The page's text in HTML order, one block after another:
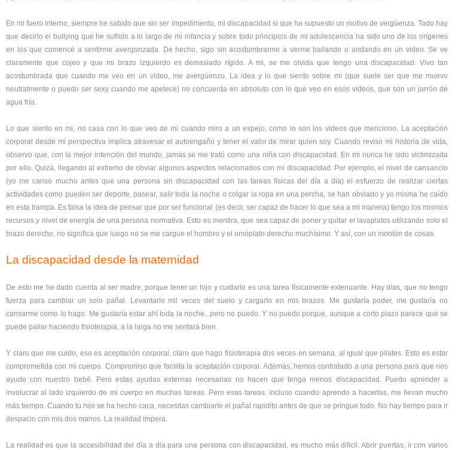
En mi fuero interno, siempre he sabido que sin ser impedimento, mi discapacidad si que ha supuesto un motivo de vergüenza. Todo hay
que decirlo el bullying que he sufrido a lo largo de mi infancia y sobre todo principios de mi adolescencia ha sido uno de los orígenes
en los que comencé a sentirme avergonzada. De hecho, sigo sin acostumbrarme a verme bailando o andando en un video. Se ve
claramente que cojeo y que mi brazo izquierdo es demasiado rígido. A mi, se me olvida que tengo una discapacidad. Vivo tan
acostumbrada que cuando me veo en un video, me avergüenzo. La idea y lo que siento sobre mi (que suele ser que me muevo
neutralmente o puedo ser sexy cuando me apetece) no concuerda en absoluto con lo que veo en esos videos, que son un jarrón de
agua fría.
Lo que siento en mi, no casa con lo que veo de mi cuando miro a un espejo, como lo son los videos que menciono. La aceptación
corporal desde mi perspectiva implica atravesar el autoengaño y tener el valor de mirar quien soy. Cuando reviso mi historia de vida,
observo que, con la mejor intención del mundo, jamás se me trató como una niña con discapacidad. En mi nunca he sido victimizada
por ello. Quizá, llegando al extremo de obviar algunos aspectos relacionados con mi discapacidad. Por ejemplo, el nivel de cansancio
(yo me canso mucho antes que una persona sin discapacidad con las tareas físicas del día a día) el esfuerzo de realizar ciertas
actividades como pueden ser deporte, pasear, salir toda la noche o colgar la ropa en una percha, se han obviado y yo misma he caído
en esta trampa. Es falsa la idea de pensar que por ser funcional (es decir, ser capaz de hacer lo que sea a mi manera) tengo los mismos
recursos y nivel de energía de una persona normativa. Esto es mentira, que sea capaz de poner y quitar el lavaplatos utilizando solo el
brazo derecho, no significa que luego no se me cargue el hombro y el omóplato derecho muchísimo. Y así, con un montón de cosas.
La discapacidad desde la maternidad
De esto me he dado cuenta al ser madre, porque tener un hijo y cuidarlo es una tarea físicamente extenuante. Hay días, que no tengo
fuerza para cambiar un solo pañal. Levantarlo mil veces del suelo y cargarlo en mis brazos. Me gustaría poder, me gustaría no
cansarme como lo hago. Me gustaría estar ahí toda la noche...pero no puedo. Y no puedo porque, aunque a corto plazo parece que se
puede paliar haciendo fisioterapia, a la larga no me sentará bien.
Y claro que me cuido, eso es aceptación corporal, claro que hago fisioterapia dos veces en semana, al igual que pilates. Esto es estar
comprometida con mi cuerpo. Compromiso que facilita la aceptación corporal. Además, hemos contratado a una persona para que nos
ayude con nuestro bebé. Pero estas ayudas externas necesarias no hacen que tenga menos discapacidad. Puedo aprender a
involucrar al lado izquierdo de mi cuerpo en muchas tareas. Pero esas tareas, incluso cuando aprendo a hacerlas, me llevan mucho
más tiempo. Cuando tu hijo se ha hecho caca, necesitas cambiarle el pañal rapidito antes de que se pringue todo. No hay tiempo para ir
despacio con mis dos manos. La realidad impera.
La realidad es que la accesibilidad del día a día para una persona con discapacidad, es mucho más difícil. Abrir puertas, ir con varios